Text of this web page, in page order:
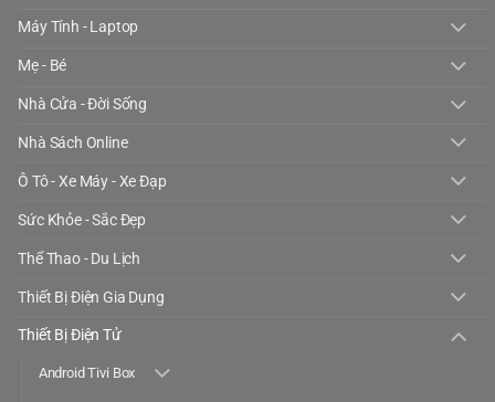
Máy Tính - Laptop
Mẹ - Bé
Nhà Cửa - Đời Sống
Nhà Sách Online
Ô Tô - Xe Máy - Xe Đạp
Sức Khỏe - Sắc Đẹp
Thể Thao - Du Lịch
Thiết Bị Điện Gia Dụng
Thiết Bị Điện Tử
Android Tivi Box